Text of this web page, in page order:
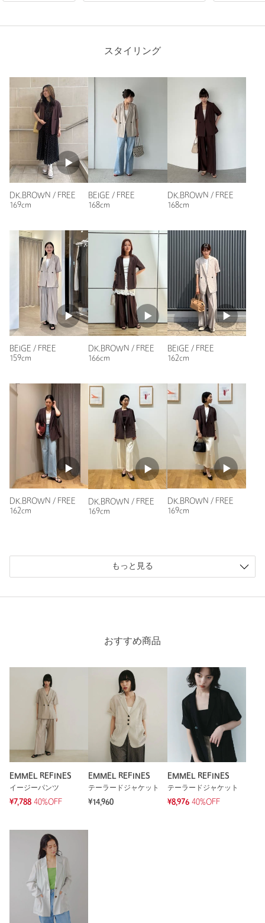
扱いがあり、試着したところ、リネンミックス、スリット入り
で使えそうです！
女性
身長：160cm
普段の着用サイズ：
1人が参考になったと回答
参考になった
ニックネーム： はる
投稿日： 2026年7月14日
購入サイズ：FREE
｜
購入カラー：DK.BROWN
購入商品のサイズ感：
ちょうどよい
色味が気に入りました。Gパン、キャミワンピースどちらに羽
織っても様になります。
性別：
普段の着用サイズ：
参考になった
ニックネーム： あやの
投稿日： 2026年6月29日
参考になった
※レビューは、個人の主観による感想・体感によるもので、商品の効果や性
能を保証するものではありません。
スタイリング
DK.BROWN / FREE
169cm
BEIGE / FREE
168cm
DK.BROWN / FREE
168cm
BEIGE / FREE
159cm
DK.BROWN / FREE
166cm
BEIGE / FREE
162cm
DK.BROWN / FREE
162cm
DK.BROWN / FREE
169cm
DK.BROWN / FREE
169cm
もっと見る
おすすめ商品
EMMEL REFINES
イージーパンツ
¥7,788 40%OFF
EMMEL REFINES
テーラードジャケット
¥14,960
EMMEL REFINES
テーラードジャケット
¥8,976 40%OFF